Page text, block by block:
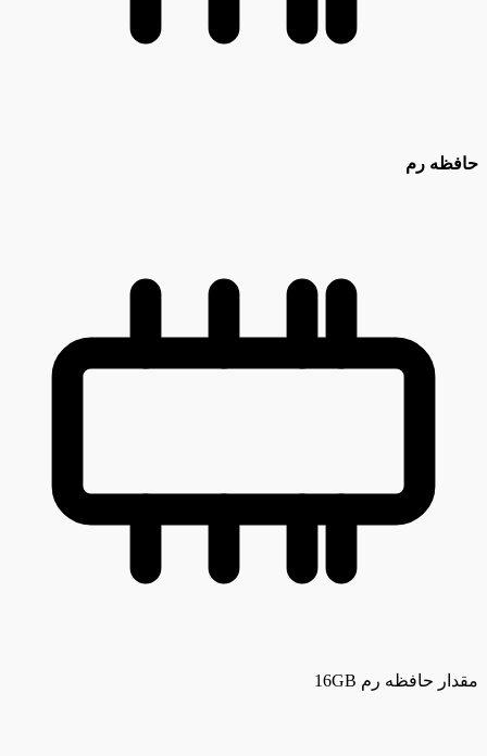
حافظه رم
مقدار حافظه رم 16GB